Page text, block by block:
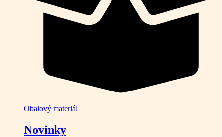
Obalový materiál
Novinky